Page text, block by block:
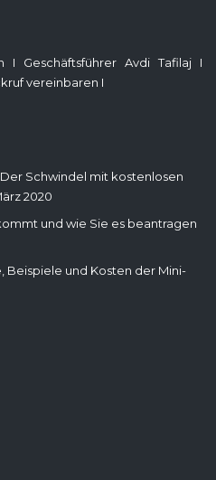
I Geschäftsführer Avdi Tafilaj I
vereinbaren I
Schwindel mit kostenlosen
2020
und wie Sie es beantragen
Beispiele und Kosten der Mini-